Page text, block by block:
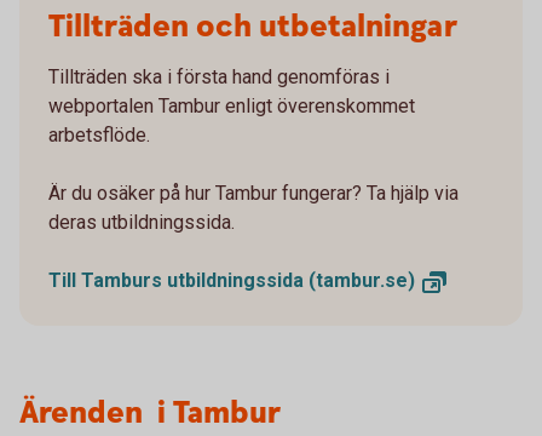
Tillträden och utbetalningar
Tillträden ska i första hand genomföras i
webportalen Tambur enligt överenskommet
arbetsflöde.
Är du osäker på hur Tambur fungerar? Ta hjälp via
deras utbildningssida.
Till Tamburs utbildningssida (tambur.se)
Ärenden i Tambur